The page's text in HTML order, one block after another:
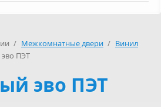
/ Межкомнатные двери / Винил
ПЭТ
эво ПЭТ